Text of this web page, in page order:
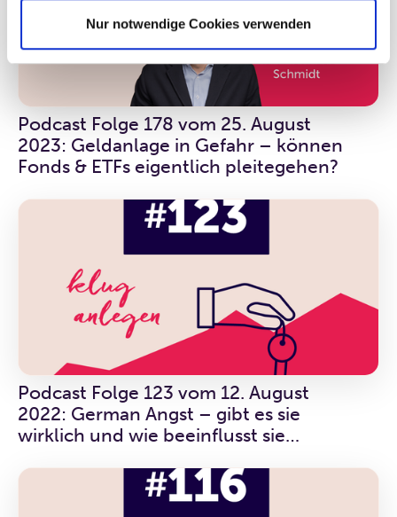
Nur notwendige Cookies verwenden
Podcast Folge 178 vom 25. August
2023: Geldanlage in Gefahr – können
Fonds & ETFs eigentlich pleitegehen?
Podcast Folge 123 vom 12. August
2022: German Angst – gibt es sie
wirklich und wie beeinflusst sie